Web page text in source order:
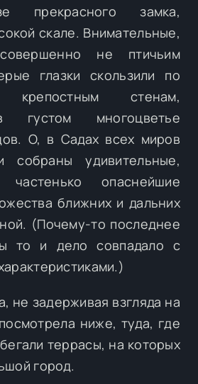
прекрасного замка,
скале. Внимательные,
не птичьим
глазки скользили по
крепостным стенам,
густом многоцветье
О, в Садах всех миров
собраны удивительные,
опаснейшие
ближних и дальних
(Почему-то последнее
то и дело совпадало с
не задерживая взгляда на
ниже, туда, где
террасы, на которых
город.